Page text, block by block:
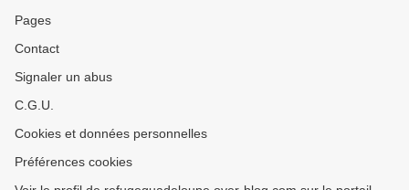
Pages
Contact
Signaler un abus
C.G.U.
Cookies et données personnelles
Préférences cookies